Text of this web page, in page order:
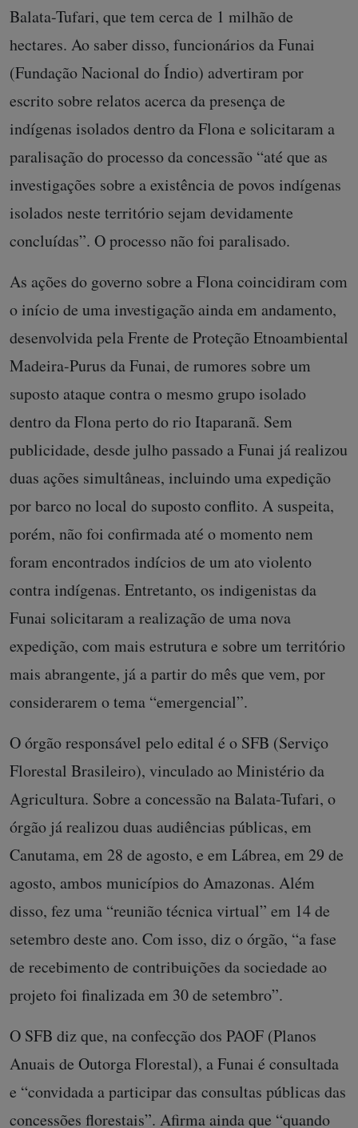
Balata-Tufari, que tem cerca de 1 milhão de
hectares. Ao saber disso, funcionários da Funai
(Fundação Nacional do Índio) advertiram por
escrito sobre relatos acerca da presença de
indígenas isolados dentro da Flona e solicitaram a
paralisação do processo da concessão “até que as
investigações sobre a existência de povos indígenas
isolados neste território sejam devidamente
concluídas”. O processo não foi paralisado.
As ações do governo sobre a Flona coincidiram com
o início de uma investigação ainda em andamento,
desenvolvida pela Frente de Proteção Etnoambiental
Madeira-Purus da Funai, de rumores sobre um
suposto ataque contra o mesmo grupo isolado
dentro da Flona perto do rio Itaparanã. Sem
publicidade, desde julho passado a Funai já realizou
duas ações simultâneas, incluindo uma expedição
por barco no local do suposto conflito. A suspeita,
porém, não foi confirmada até o momento nem
foram encontrados indícios de um ato violento
contra indígenas. Entretanto, os indigenistas da
Funai solicitaram a realização de uma nova
expedição, com mais estrutura e sobre um território
mais abrangente, já a partir do mês que vem, por
considerarem o tema “emergencial”.
O órgão responsável pelo edital é o SFB (Serviço
Florestal Brasileiro), vinculado ao Ministério da
Agricultura. Sobre a concessão na Balata-Tufari, o
órgão já realizou duas audiências públicas, em
Canutama, em 28 de agosto, e em Lábrea, em 29 de
agosto, ambos municípios do Amazonas. Além
disso, fez uma “reunião técnica virtual” em 14 de
setembro deste ano. Com isso, diz o órgão, “a fase
de recebimento de contribuições da sociedade ao
projeto foi finalizada em 30 de setembro”.
O SFB diz que, na confecção dos PAOF (Planos
Anuais de Outorga Florestal), a Funai é consultada
e “convidada a participar das consultas públicas das
concessões florestais”. Afirma ainda que “quando